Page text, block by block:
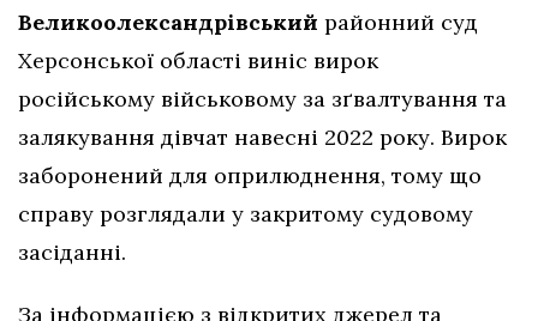
Великоолександрівський районний суд
Херсонської області виніс вирок
російському військовому за зґвалтування та
залякування дівчат навесні 2022 року. Вирок
заборонений для оприлюднення, тому що
справу розглядали у закритому судовому
засіданні.
За інформацією з відкритих джерел та